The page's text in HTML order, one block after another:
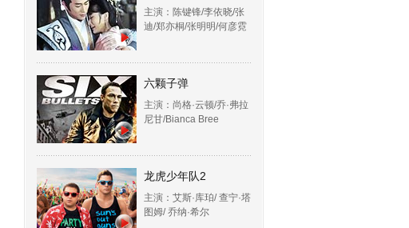
主演：陈键锋/李依晓/张
迪/郑亦桐/张明明/何彦霓
六颗子弹
主演：尚格·云顿/乔·弗拉
尼甘/Bianca Bree
龙虎少年队2
主演：艾斯·库珀/ 查宁·塔
图姆/ 乔纳·希尔